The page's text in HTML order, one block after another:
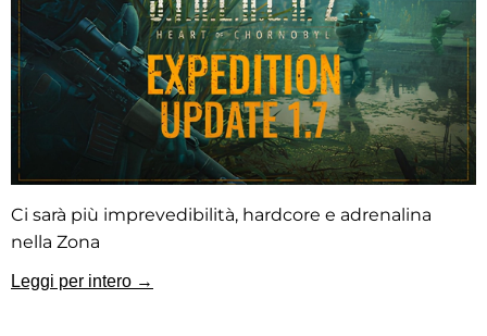
Ci sarà più imprevedibilità, hardcore e adrenalina
nella Zona
Leggi per intero →